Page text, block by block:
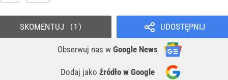
UDOSTĘPNIJ
Obserwuj nas w Google News
Dodaj jako źródło w Google
SKOMENTUJ 1